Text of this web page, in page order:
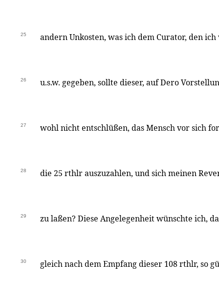
25 andern Unkosten, was ich dem Curator, den
26 u.s.w. gegeben, sollte dieser, auf Dero
27 wohl nicht entschlüßen, das Mensch vor sich
28 die 25 rthlr auszuzahlen, und sich meinen
29 zu laßen? Diese Angelegenheit wünschte ich,
30 gleich nach dem Empfang dieser 108 rthlr, so